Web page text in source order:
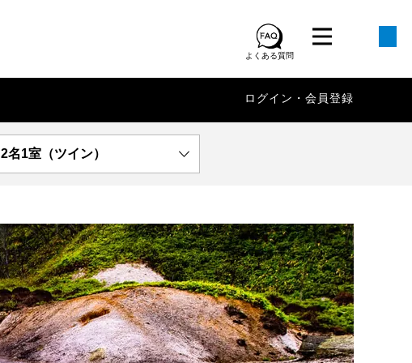
よくある質問
ログイン・会員登録
2名1室（ツイン）